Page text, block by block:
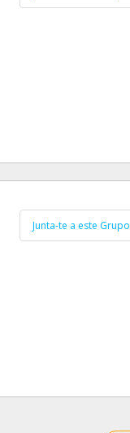
Junta-te a este Grupo